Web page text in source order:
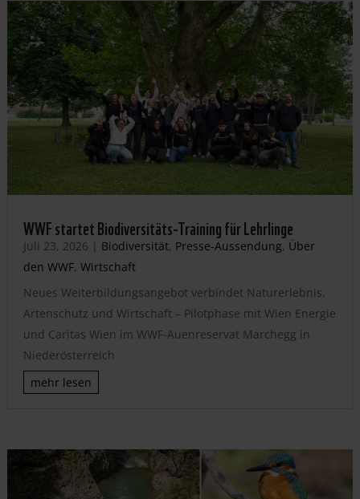
WWF startet Biodiversitäts-Training für Lehrlinge
Juli 23, 2026 | Biodiversität, Presse-Aussendung, Über
den WWF, Wirtschaft
Neues Weiterbildungsangebot verbindet Naturerlebnis,
Artenschutz und Wirtschaft – Pilotphase mit Wien Energie
und Caritas Wien im WWF-Auenreservat Marchegg in
Niederösterreich
mehr lesen